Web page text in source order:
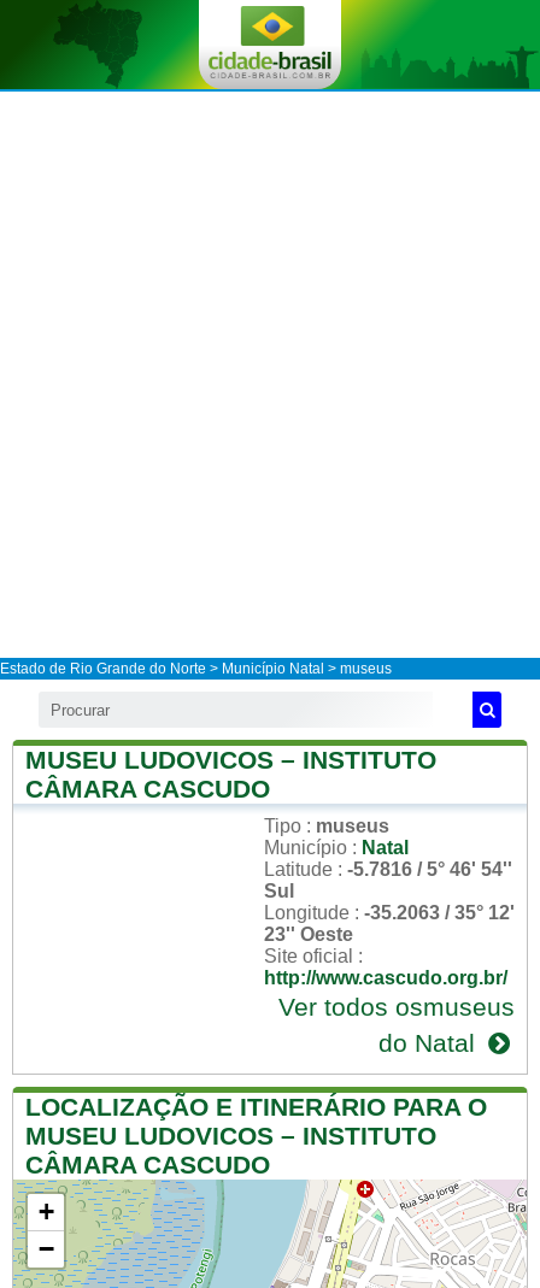
Estado de Rio Grande do Norte > Município Natal > museus
MUSEU LUDOVICOS – INSTITUTO
CÂMARA CASCUDO
Tipo : museus
Município : Natal
Latitude : -5.7816 / 5° 46' 54''
Sul
Longitude : -35.2063 / 35° 12'
23'' Oeste
Site oficial :
http://www.cascudo.org.br/
Ver todos osmuseus
do Natal
LOCALIZAÇÃO E ITINERÁRIO PARA O
MUSEU LUDOVICOS – INSTITUTO
CÂMARA CASCUDO
+
−